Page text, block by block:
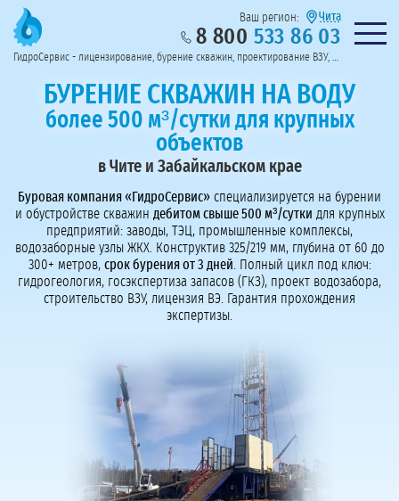
Предоставим полный пакет документов
Пригласить в тендер
Колл-центр на связи с 9:00 до 19:00
Перезвоните мне!
Ваш регион: Чита
8 800 533 86 03 Нужна
ГидроСервис - лицензирование, бурение скважин, проектирование ВЗУ, системы водоподготовки
БУРЕНИЕ СКВАЖИН НА ВОДУ
более 500 м³/сутки для крупных
объектов
в Чите и Забайкальском крае
Буровая компания «ГидроСервис» специализируется на бурении
и обустройстве скважин дебитом свыше 500 м³/сутки для крупных
предприятий: заводы, ТЭЦ, промышленные комплексы,
водозаборные узлы ЖКХ. Конструктив 325/219 мм, глубина от 60 до
300+ метров, срок бурения от 3 дней . Полный цикл под ключ:
гидрогеология, госэкспертиза запасов (ГКЗ), проект водозабора,
строительство ВЗУ, лицензия ВЭ. Гарантия прохождения
экспертизы.